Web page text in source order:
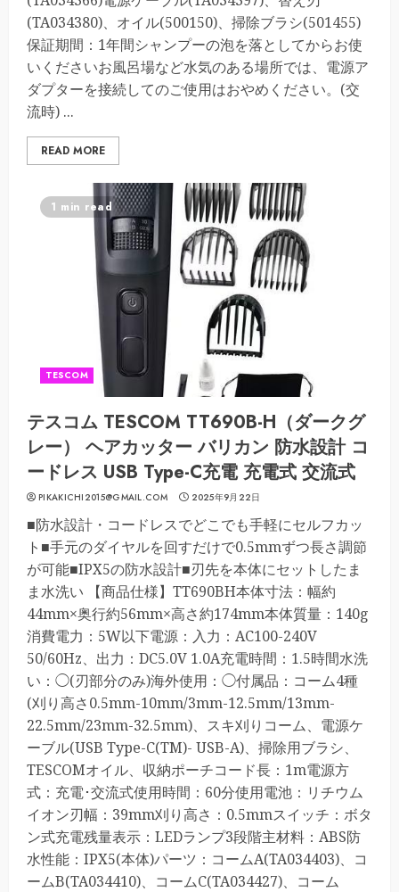
(TA034380)、オイル(500150)、掃除ブラシ(501455)
保証期間：1年間シャンプーの泡を落としてからお使
いくださいお風呂場など水気のある場所では、電源ア
ダプターを接続してのご使用はおやめください。(交
流時) ...
READ MORE
1 min read
TESCOM
テスコム TESCOM TT690B-H（ダークグ
レー） ヘアカッター バリカン 防水設計 コ
ードレス USB Type-C充電 充電式 交流式
PIKAKICHI2015@GMAIL.COM 2025年9月22日
■防水設計・コードレスでどこでも手軽にセルフカッ
ト■手元のダイヤルを回すだけで0.5mmずつ長さ調節
が可能■IPX5の防水設計■刃先を本体にセットしたま
ま水洗い 【商品仕様】TT690BH本体寸法：幅約
44mm×奥行約56mm×高さ約174mm本体質量：140g
消費電力：5W以下電源：入力：AC100-240V
50/60Hz、出力：DC5.0V 1.0A充電時間：1.5時間水洗
い：◯(刃部分のみ)海外使用：◯付属品：コーム4種
(刈り高さ0.5mm-10mm/3mm-12.5mm/13mm-
22.5mm/23mm-32.5mm)、スキ刈りコーム、電源ケ
ーブル(USB Type-C(TM)- USB-A)、掃除用ブラシ、
TESCOMオイル、収納ポーチコード長：1m電源方
式：充電･交流式使用時間：60分使用電池：リチウム
イオン刃幅：39mm刈り高さ：0.5mmスイッチ：ボタ
ン式充電残量表示：LEDランプ3段階主材料：ABS防
水性能：IPX5(本体)パーツ：コームA(TA034403)、コ
ームB(TA034410)、コームC(TA034427)、コーム